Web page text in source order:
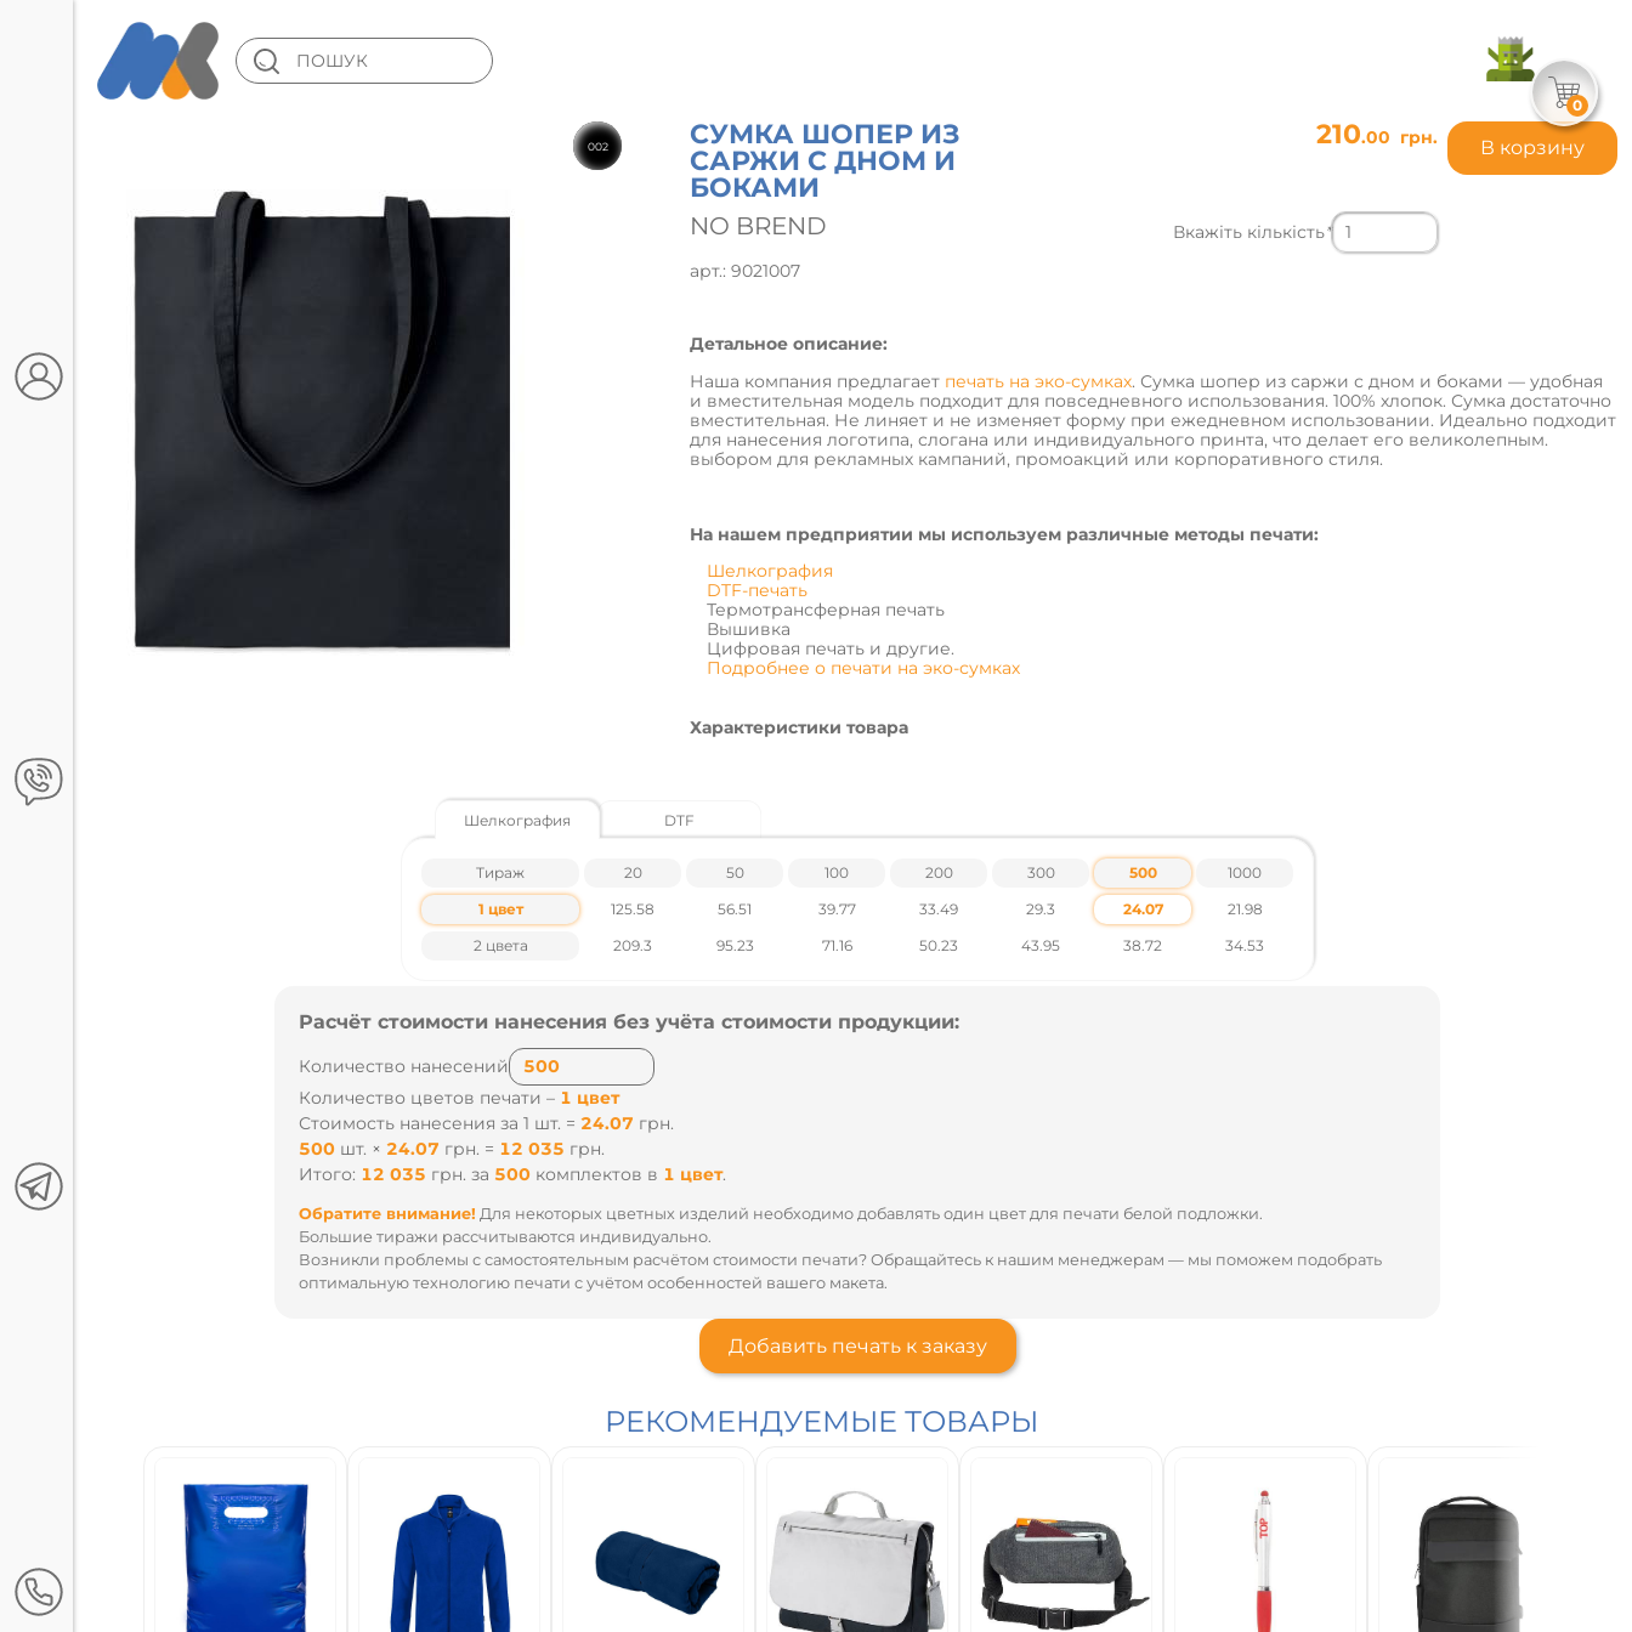
002
СУМКА ШОПЕР ИЗ
САРЖИ С ДНОМ И
БОКАМИ
NO BREND
арт.: 9021007
210.00 грн.
Вкажіть кількість*
Детальное описание:
Наша компания предлагает печать на эко-сумках. Сумка шопер из саржи с дном и боками — удобная
и вместительная модель подходит для повседневного использования. 100% хлопок. Сумка достаточно
вместительная. Не линяет и не изменяет форму при ежедневном использовании. Идеально подходит
для нанесения логотипа, слогана или индивидуального принта, что делает его великолепным.
выбором для рекламных кампаний, промоакций или корпоративного стиля.
На нашем предприятии мы используем различные методы печати:
Шелкография
DTF-печать
Термотрансферная печать
Вышивка
Цифровая печать и другие.
Подробнее о печати на эко-сумках
Характеристики товара
Цены указаны без учета НДС.
Наличие и цены уточняйте у наших менеджеров по тел .: +38 095 931 76 31
В корзину
Шелкография DTF
Тираж 20 50 100 200 300 500
1000
1 цвет
125.58 56.51 39.77 33.49 29.3 24.07
21.98
2 цвета
209.3 95.23 71.16 50.23 43.95 38.72 34.53
Расчёт стоимости нанесения без учёта стоимости продукции:
Количество нанесений
Количество цветов печати – 1 цвет
Стоимость нанесения за 1 шт. = 24.07 грн.
500 шт. × 24.07 грн. = 12 035 грн.
Итого: 12 035 грн. за 500 комплектов в 1 цвет.
Обратите внимание! Для некоторых цветных изделий необходимо добавлять один цвет для печати белой подложки.
Большие тиражи рассчитываются индивидуально.
Возникли проблемы с самостоятельным расчётом стоимости печати? Обращайтесь к нашим менеджерам — мы поможем подобрать
оптимальную технологию печати с учётом особенностей вашего макета.
Добавить печать к заказу
РЕКОМЕНДУЕМЫЕ ТОВАРЫ
0